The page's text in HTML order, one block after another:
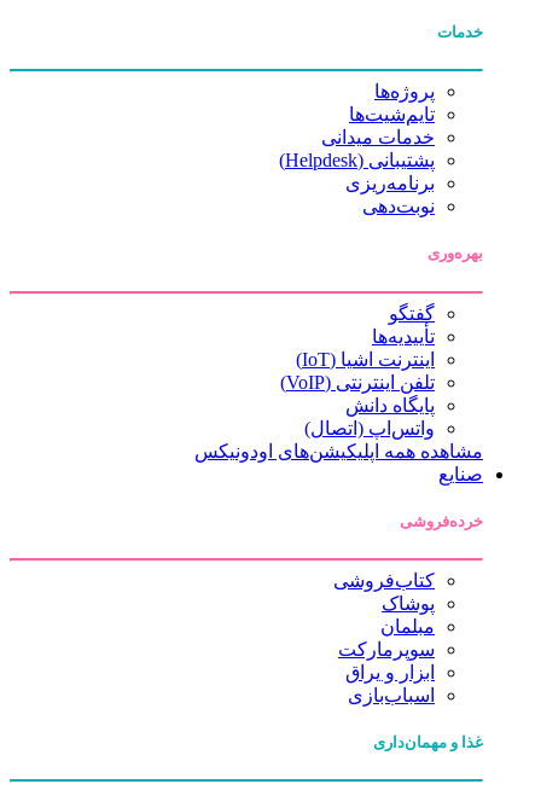
خدمات
پروژه‌ها
تایم‌شیت‌ها
خدمات میدانی
پشتیبانی (Helpdesk)
برنامه‌ریزی
نوبت‌دهی
بهره‌وری
گفتگو
تأییدیه‌ها
اینترنت اشیا (IoT)
تلفن اینترنتی (VoIP)
پایگاه دانش
واتس‌اپ (اتصال)
مشاهده همه اپلیکیشن‌های اودونیکس
صنایع
خرده‌فروشی
کتاب‌فروشی
پوشاک
مبلمان
سوپرمارکت
ابزار و یراق
اسباب‌بازی
غذا و مهمان‌داری